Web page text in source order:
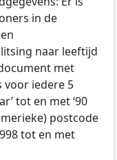
in de
naar leeftijd
met
voor iedere 5
tot en met ‘90
postcode
tot en met